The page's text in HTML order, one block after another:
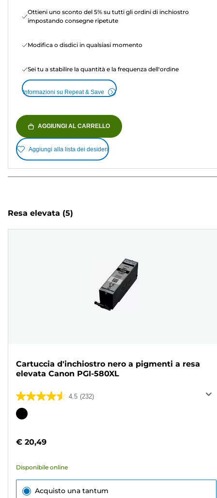
Ottieni uno sconto del 5% su tutti gli ordini di inchiostro
impostando consegne ripetute
Modifica o disdici in qualsiasi momento
Sei tu a stabilire la quantità e la frequenza dell'ordine
Informazioni su Repeat & Save
AGGIUNGI AL CARRELLO
Aggiungi alla lista dei desideri
Resa elevata (5)
Cartuccia d'inchiostro nero a pigmenti a resa
elevata Canon PGI-580XL
4.5 (232)
4.5
su
232
Cartuccia
€ 20,49
Disponibile online
Acquisto una tantum